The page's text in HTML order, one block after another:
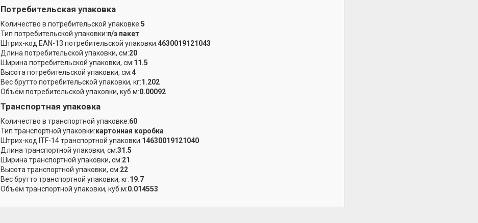
Потребительская упаковка
Количество в потребительской упаковке:5
Тип потребительской упаковки:п/э пакет
Штрих-код EAN-13 потребительской упаковки:4630019121043
Длина потребительской упаковки, см:20
Ширина потребительской упаковки, см:11.5
Высота потребительской упаковки, см:4
Вес брутто потребительской упаковки, кг:1.202
Объём потребительской упаковки, куб.м:0.00092
Транспортная упаковка
Количество в транспортной упаковке:60
Тип транспортной упаковки:картонная коробка
Штрих-код ITF-14 транспортной упаковки:14630019121040
Длина транспортной упаковки, см:31.5
Ширина транспортной упаковки, см:21
Высота транспортной упаковки, см:22
Вес брутто транспортной упаковки, кг:19.7
Объём транспортной упаковки, куб.м:0.014553